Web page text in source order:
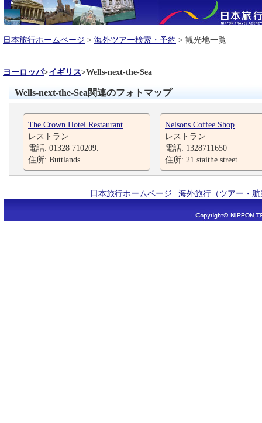
日本旅行ホームページ > 海外ツアー検索・予約 > 観光地一覧
ヨーロッパ>イギリス>Wells-next-the-Sea
Wells-next-the-Sea関連のフォトマップ
The Crown Hotel Restaurant
レストラン
電話: 01328 710209.
住所: Buttlands
Nelsons Coffee Shop
レストラン
電話: 1328711650
住所: 21 staithe street
| 日本旅行ホームページ | 海外旅行（ツアー・航